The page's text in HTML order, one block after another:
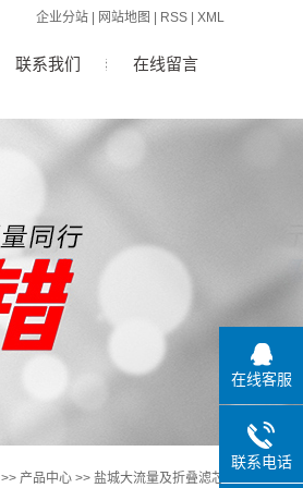
企业分站 网站地图 RSS XML
联系我们 在线留言
>> 产品中心 >> 盐城大流量及折叠滤芯
在线客服
联系电话